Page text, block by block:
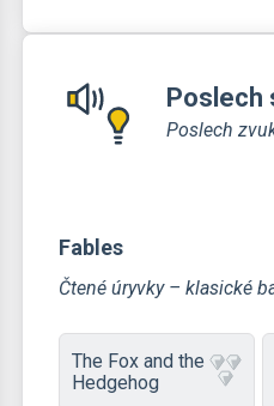
Poslech
Poslech
Fables
Čtené úryvky – klasické
The Fox and the
Hedgehog